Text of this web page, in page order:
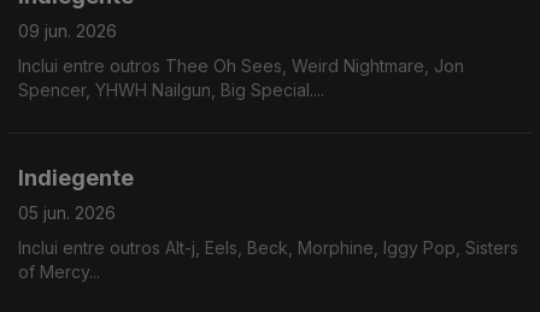
09 jun. 2026
Inclui entre outros Thee Oh Sees, Weird Nightmare, Jon
Spencer, YHWH Nailgun, Big Special....
Indiegente
05 jun. 2026
Inclui entre outros Alt-j, Eels, Beck, Morphine, Iggy Pop, Sisters
of Mercy...